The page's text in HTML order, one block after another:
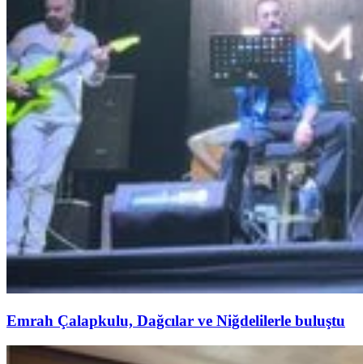
Emrah Çalapkulu, Dağcılar ve Niğdelilerle buluştu